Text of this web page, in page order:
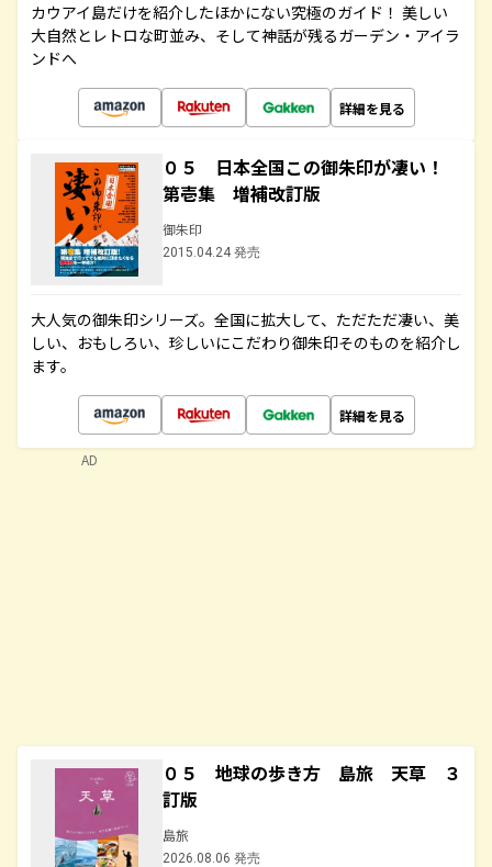
カウアイ島だけを紹介したほかにない究極のガイド！ 美しい
大自然とレトロな町並み、そして神話が残るガーデン・アイラ
ンドへ
詳細を見る
０５ 日本全国この御朱印が凄い！
第壱集 増補改訂版
御朱印
2015.04.24 発売
大人気の御朱印シリーズ。全国に拡大して、ただただ凄い、美
しい、おもしろい、珍しいにこだわり御朱印そのものを紹介し
ます。
詳細を見る
０５ 地球の歩き方 島旅 天草 ３
訂版
島旅
2026.08.06 発売
AD